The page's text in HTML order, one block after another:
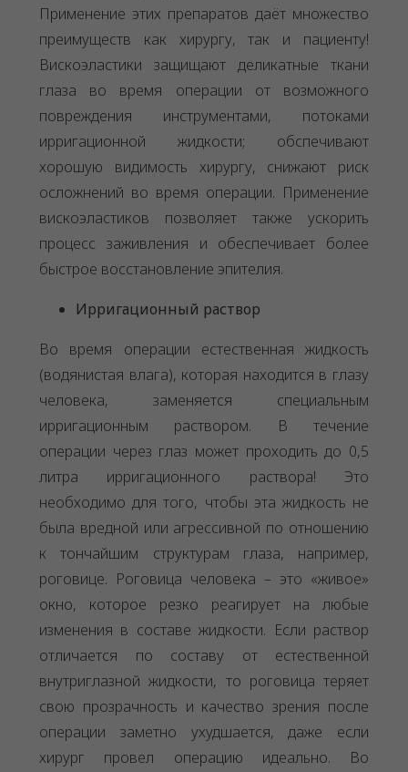
Применение этих препаратов даёт множество
преимуществ как хирургу, так и пациенту!
Вискоэластики защищают деликатные ткани
глаза во время операции от возможного
повреждения инструментами, потоками
ирригационной жидкости; обспечивают
хорошую видимость хирургу, снижают риск
осложнений во время операции. Применение
вискоэластиков позволяет также ускорить
процесс заживления и обеспечивает более
быстрое восстановление эпителия.
Ирригационный раствор
Во время операции естественная жидкость
(водянистая влага), которая находится в глазу
человека, заменяется специальным
ирригационным раствором. В течение
операции через глаз может проходить до 0,5
литра ирригационного раствора! Это
необходимо для того, чтобы эта жидкость не
была вредной или агрессивной по отношению
к тончайшим структурам глаза, например,
роговице. Роговица человека – это «живое»
окно, которое резко реагирует на любые
изменения в составе жидкости. Если раствор
отличается по составу от естественной
внутриглазной жидкости, то роговица теряет
свою прозрачность и качество зрения после
операции заметно ухудшается, даже если
хирург провел операцию идеально. Во